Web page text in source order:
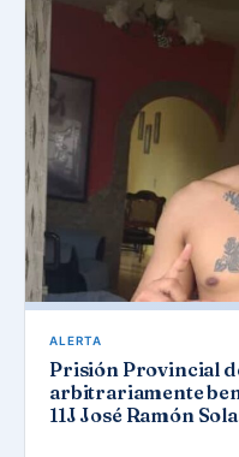
ALERTA
Prisión Provincial
arbitrariamente
11J José Ramón